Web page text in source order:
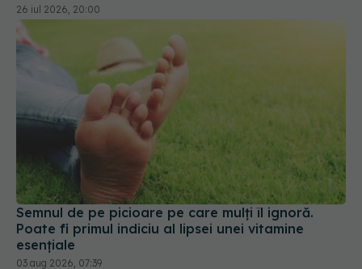
26 iul 2026, 20:00
Semnul de pe picioare pe care mulți îl ignoră.
Poate fi primul indiciu al lipsei unei vitamine
esențiale
03 aug 2026, 07:39